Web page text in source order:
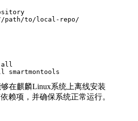
to/local-repo/
all
在麒麟Linux系统上离线安装
赖项，并确保系统正常运行。